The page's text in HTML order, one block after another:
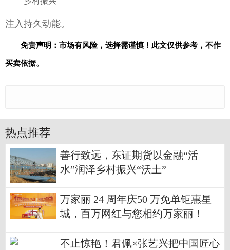
注入持久动能。
免责声明：市场有风险，选择需谨慎！此文仅供参考，不作
买卖依据。
热点推荐
善行致远，东证期货以金融“活
水”润泽乡村振兴“沃土”
万家丽 24 周年庆50 万免单钜惠星
城，百万网红与您相约万家丽！
不止惊艳！君佩×张艺兴把中国匠心